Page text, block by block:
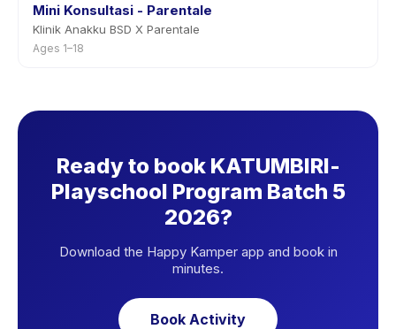
Mini Konsultasi - Parentale
Klinik Anakku BSD X Parentale
Ages 1–18
Ready to book KATUMBIRI-
Playschool Program Batch 5
2026?
Download the Happy Kamper app and book in
minutes.
Book Activity